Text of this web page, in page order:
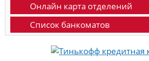
Онлайн карта отделений
Список банкоматов